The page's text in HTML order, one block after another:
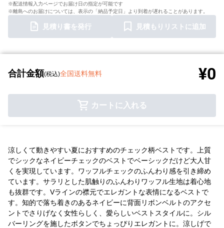
※配送情報入力ページでお届け日の指定が可能です
※離島へのお届けについては、表示の「納品予定日」より到着が遅れることがあります。
見積り書を発行 見積もりリストに追加
合計金額(税込)全国送料無料 ¥0
カートに入れる
涼しくて動きやすい夏におすすめのチェック柄ベストです。上質
でシックなネイビーチェックのベストでベーシックだけど大人甘
くを実現しています。ワッフルチェックのふんわり感を引き締め
ています。サラリとした肌触りのふんわりワッフル生地は着心地
も抜群です。Vラインの襟元でエレガントな表情になるベストで
す。知的で落ち着きのあるネイビーに背面リボンベルトのアクセ
ントでさりげなく女性らしく、愛らしいベストスタイルに。シル
バーリングを施したボタンでちょっぴりエレガントに。涼しげで